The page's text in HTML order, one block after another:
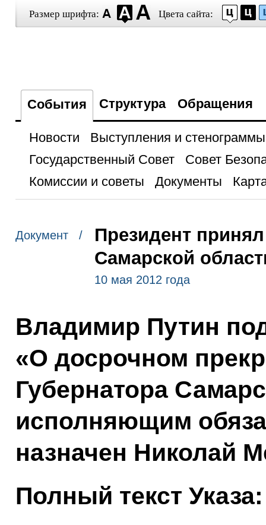
Размер шрифта: Цвета сайта:
События Структура Обращения
Новости
Выступления и стенограммы
Государственный Совет
Совет
Комиссии и советы
Документы
Документ /
Президент принял
Самарской
10 мая 2012 года
Владимир Путин
«О досрочном
Губернатора
исполняющим
назначен Николай
Полный текст Указа: